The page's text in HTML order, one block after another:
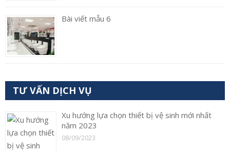
Bài viết mẫu 6
TƯ VẤN DỊCH VỤ
Xu hướng lựa chọn thiết bị vệ sinh mới nhất
năm 2023
08/09/2023